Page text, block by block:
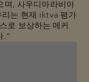
며, 사우디아라비아
리는 현재 iktva 평가
로 보상하는 메커
.”